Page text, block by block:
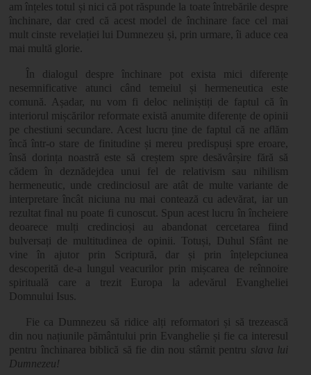
am înțeles totul și nici că pot răspunde la toate întrebările despre
închinare, dar cred că acest model de închinare face cel mai
mult cinste revelației lui Dumnezeu și, prin urmare, îi aduce cea
mai multă glorie.
În dialogul despre închinare pot exista mici diferențe
nesemnificative atunci când temeiul și hermeneutica este
comună. Așadar, nu vom fi deloc neliniștiți de faptul că în
interiorul mișcărilor reformate există anumite diferențe de opinii
pe chestiuni secundare. Acest lucru ține de faptul că ne aflăm
încă într-o stare de finitudine și mereu predispuși spre eroare,
însă dorința noastră este să creștem spre desăvârșire fără să
cădem în deznădejdea unui fel de relativism sau nihilism
hermeneutic, unde credinciosul are atât de multe variante de
interpretare încât niciuna nu mai contează cu adevărat, iar un
rezultat final nu poate fi cunoscut. Spun acest lucru în încheiere
deoarece mulți credincioși au abandonat cercetarea fiind
bulversați de multitudinea de opinii. Totuși, Duhul Sfânt ne
vine în ajutor prin Scriptură, dar și prin înțelepciunea
descoperită de-a lungul veacurilor prin mișcarea de reînnoire
spirituală care a trezit Europa la adevărul Evangheliei
Domnului Isus.
Fie ca Dumnezeu să ridice alți reformatori și să trezească
din nou națiunile pământului prin Evanghelie și fie ca interesul
pentru închinarea biblică să fie din nou stârnit pentru slava lui
Dumnezeu!